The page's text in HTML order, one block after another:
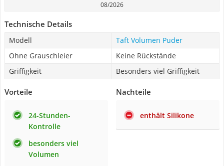
08/2026
Technische Details
Modell
Taft Volumen Puder
Ohne Grauschleier
Keine Rückstände
Griffigkeit
Besonders viel Griffigkeit
Vorteile
24-Stunden-
Kontrolle
besonders viel
Volumen
Nachteile
enthält Silikone